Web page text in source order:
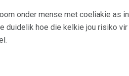
onder mense met coeliakie as in
duidelik hoe die kelkie jou risiko vir